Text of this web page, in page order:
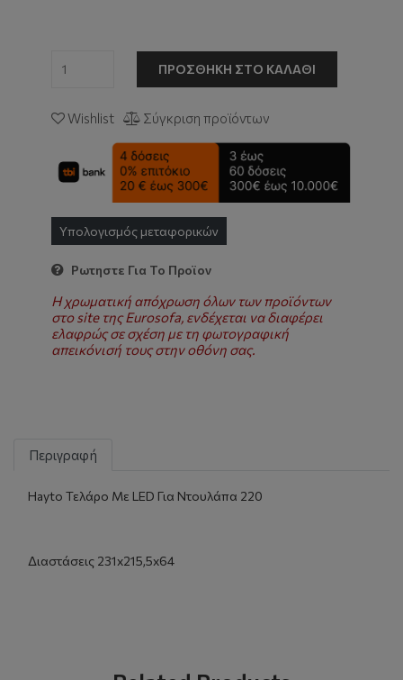
ΠΡΟΣΘΉΚΗ ΣΤΟ ΚΑΛΆΘΙ
Wishlist Σύγκριση προϊόντων
Υπολογισμός μεταφορικών
Ρωτηστε Για Το Προϊον
Η χρωματική απόχρωση όλων των προϊόντων
στο site της Eurosofa, ενδέχεται να διαφέρει
ελαφρώς σε σχέση με τη φωτογραφική
απεικόνισή τους στην οθόνη σας.
Περιγραφή
Ηayto Τελάρο Με LED Για Ντουλάπα 220
Διαστάσεις 231x215,5x64